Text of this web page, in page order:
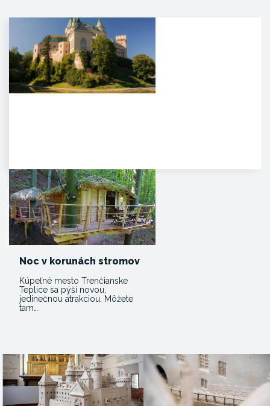
Noc v korunách stromov
Kúpeľné mesto Trenčianske
Teplice sa pýši novou,
jedinečnou atrakciou. Môžete
tam…